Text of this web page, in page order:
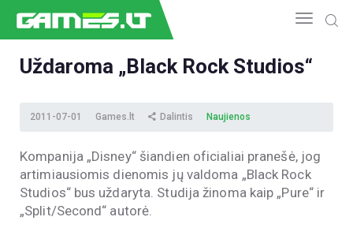
GAMEDEV
GELEŽIS
VIDEO
APŽVALGOS
Uždaroma „Black Rock Studios“
2011-07-01 Games.lt Dalintis Naujienos
Kompanija „Disney“ šiandien oficialiai pranešė, jog
artimiausiomis dienomis jų valdoma „Black Rock
Studios“ bus uždaryta. Studija žinoma kaip „Pure“ ir
„Split/Second“ autorė.